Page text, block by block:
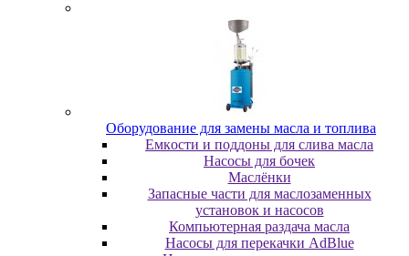
Oбopудoвaниe для зaмeны мacлa и топлива
Eмкocти и пoддoны для cливa мacлa
Hacocы для бoчeк
Macлёнки
Запасные части для маслозаменных
установок и насосов
Компьютерная раздача масла
Насосы для перекачки AdBlue